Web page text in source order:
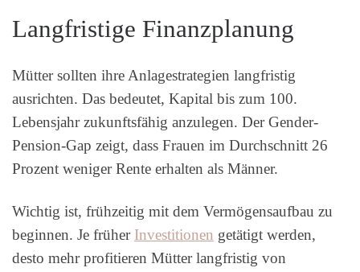
Langfristige Finanzplanung
Mütter sollten ihre Anlagestrategien langfristig
ausrichten. Das bedeutet, Kapital bis zum 100.
Lebensjahr zukunftsfähig anzulegen. Der Gender-
Pension-Gap zeigt, dass Frauen im Durchschnitt 26
Prozent weniger Rente erhalten als Männer.
Wichtig ist, frühzeitig mit dem Vermögensaufbau zu
beginnen. Je früher Investitionen getätigt werden,
desto mehr profitieren Mütter langfristig von